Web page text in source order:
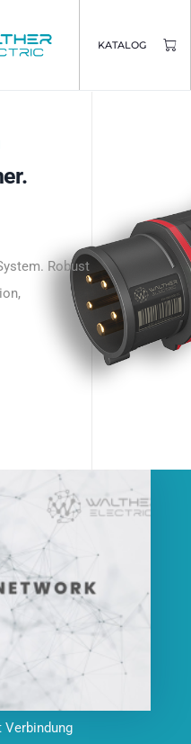
KATALOG
hier.Robust
und
Verbindung